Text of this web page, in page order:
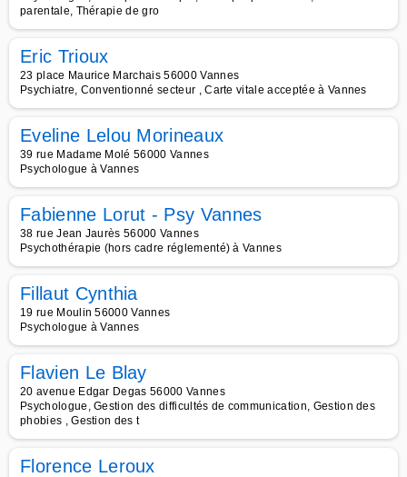
parentale, Thérapie de gro
Eric Trioux
23 place Maurice Marchais 56000 Vannes
Psychiatre, Conventionné secteur , Carte vitale acceptée à Vannes
Eveline Lelou Morineaux
39 rue Madame Molé 56000 Vannes
Psychologue à Vannes
Fabienne Lorut - Psy Vannes
38 rue Jean Jaurès 56000 Vannes
Psychothérapie (hors cadre réglementé) à Vannes
Fillaut Cynthia
19 rue Moulin 56000 Vannes
Psychologue à Vannes
Flavien Le Blay
20 avenue Edgar Degas 56000 Vannes
Psychologue, Gestion des difficultés de communication, Gestion des
phobies , Gestion des t
Florence Leroux